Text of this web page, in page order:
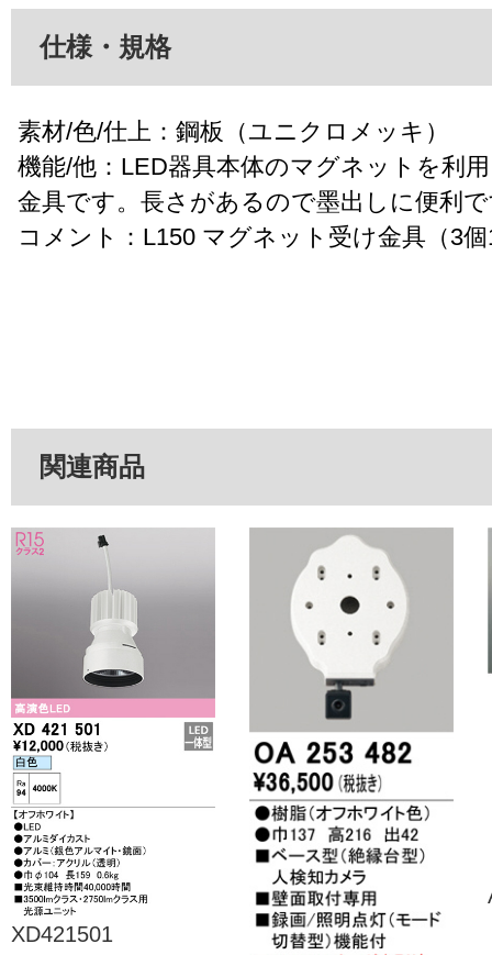
仕様・規格
素材/色/仕上：鋼板（ユニクロメッキ）
機能/他：LED器具本体のマグネットを利
金具です。長さがあるので墨出しに便利
コメント：L150 マグネット受け金具（3
関連商品
XD421501